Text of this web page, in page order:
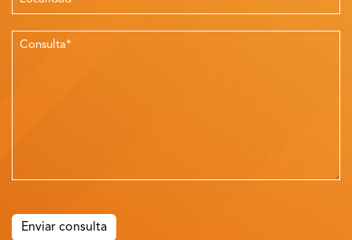
Please
leave